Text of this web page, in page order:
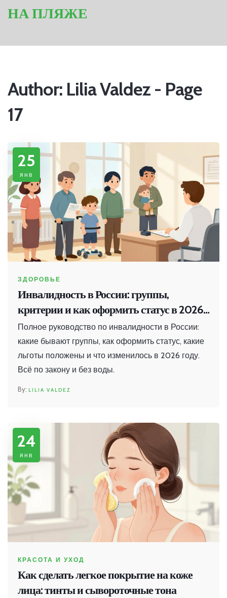
НА ПЛЯЖЕ
Author: Lilia Valdez - Page
17
25
янв
ЗДОРОВЬЕ
Инвалидность в России: группы,
критерии и как оформить статус в 2026
году
Полное руководство по инвалидности в России:
какие бывают группы, как оформить статус, какие
льготы положены и что изменилось в 2026 году.
Всё по закону и без воды.
LILIA VALDEZ
24
янв
КРАСОТА И УХОД
Как сделать легкое покрытие на коже
лица: тинты и сывороточные тона